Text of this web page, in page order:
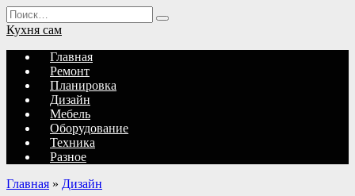
Перейти
к
содержанию
Search
for:
Кухня сам
Главная
Ремонт
Планировка
Дизайн
Мебель
Оборудование
Техника
Разное
Главная » Дизайн